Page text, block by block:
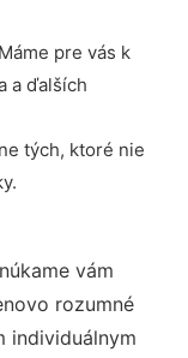
pre vás k
a ďalších
tých, ktoré nie
vám
rozumné
individuálnym